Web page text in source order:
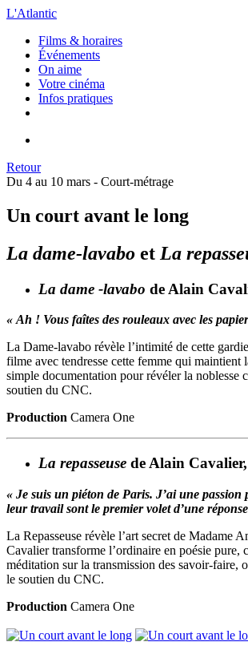
L'Atlantic
Films & horaires
Événements
On aime
Votre cinéma
Infos pratiques
Retour
Du 4 au 10 mars - Court-métrage
Un court avant le long
La dame-lavabo et La
La dame -lavabo de Alain
« Ah ! Vous faîtes des rouleaux avec les
La Dame-lavabo révèle l’intimité de cette
filme avec tendresse cette femme qui maintient
simple documentation pour révéler la noblesse
soutien du CNC.
Production Camera One
La repasseuse de Alain Cavalier,
« Je suis un piéton de Paris. J’ai une passion
leur travail sont le premier volet d’une
La Repasseuse révèle l’art secret de Madame
Cavalier transforme l’ordinaire en poésie
méditation sur la transmission des savoir-faire,
le soutien du CNC.
Production Camera One